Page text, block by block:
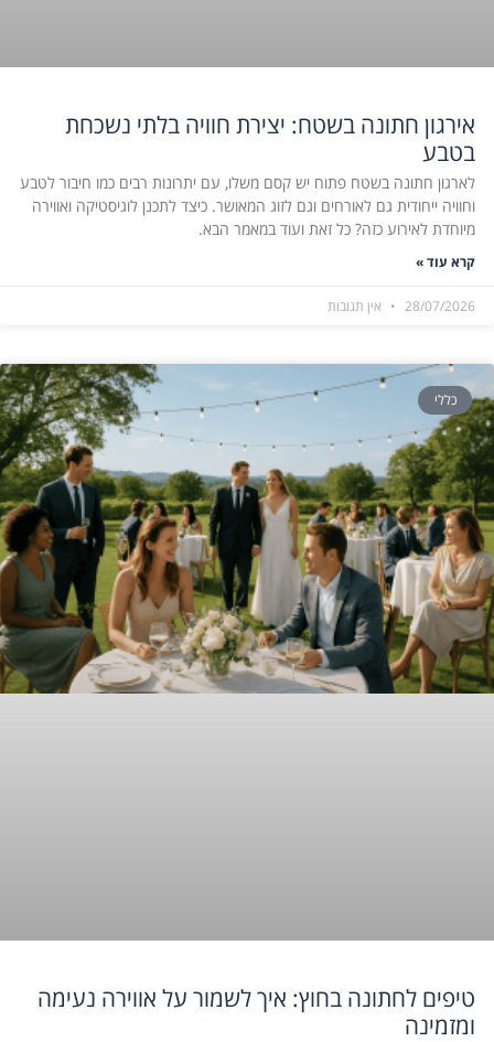
אירגון חתונה בשטח: יצירת חוויה בלתי נשכחת
בטבע
לארגון חתונה בשטח פתוח יש קסם משלו, עם יתרונות רבים כמו חיבור לטבע
וחוויה ייחודית גם לאורחים וגם לזוג המאושר. כיצד לתכנן לוגיסטיקה ואווירה
מיוחדת לאירוע כזה? כל זאת ועוד במאמר הבא.
קרא עוד »
28/07/2026 אין תגובות
כללי
טיפים לחתונה בחוץ: איך לשמור על אווירה נעימה
ומזמינה